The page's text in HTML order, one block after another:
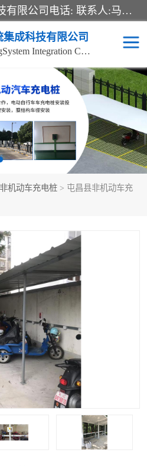
苏州迈凯隆系统集成科技有限公司电话: 联系人:马杰森 销售安装视频监控、报警系统、电话交换机、门禁考勤、巡更系统、呼叫对讲系统、停车场道闸、智能家居、广播系统、综合布线、办公设备、电子商务软件、网络工程、酒店门锁系列 系统集成、VOD视频点播、LED显示屏、节能产品、USP电源、收银机等弱电及智能化项目。
成科技有限公司
Suzhou MaikailongSystem Integration Co., Ltd.
非机动车充电桩 > 屯昌县非机动车充
电瓶车充电桩
两轮电动车充电桩